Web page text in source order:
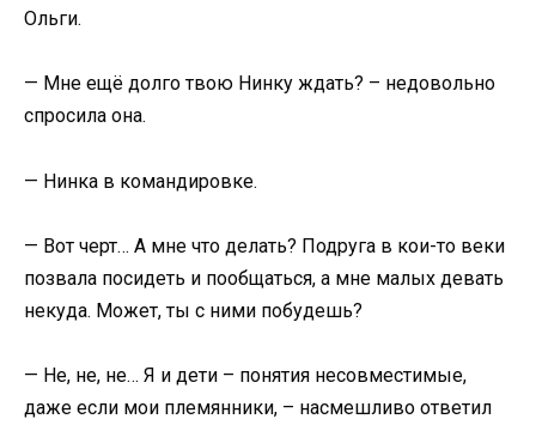
Ольги.
— Мне ещё долго твою Нинку ждать? – недовольно
спросила она.
— Нинка в командировке.
— Вот черт… А мне что делать? Подруга в кои-то веки
позвала посидеть и пообщаться, а мне малых девать
некуда. Может, ты с ними побудешь?
— Не, не, не… Я и дети – понятия несовместимые,
даже если мои племянники, – насмешливо ответил